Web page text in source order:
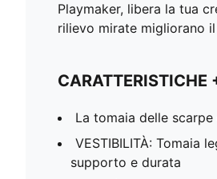
Playmaker, libera la tua
rilievo mirate migliorano
CARATTERISTICHE
La tomaia delle
VESTIBILITÀ: Tomaia
supporto e durata